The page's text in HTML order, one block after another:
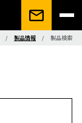
/ 製品情報 / 製品検索